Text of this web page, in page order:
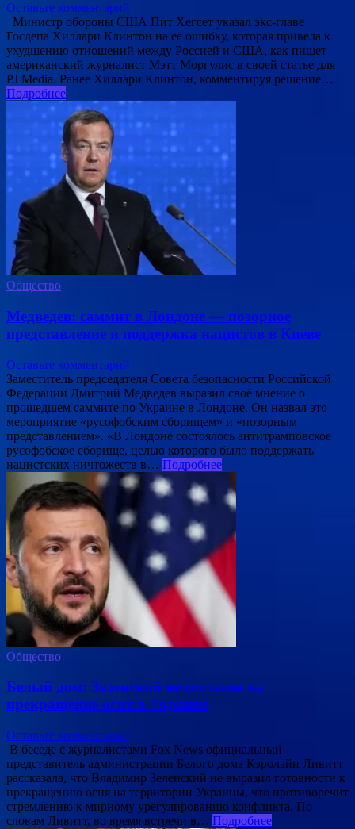
Оставьте комментарий
Министр обороны США Пит Хегсет указал экс-главе
Госдепа Хиллари Клинтон на её ошибку, которая привела к
ухудшению отношений между Россией и США, как пишет
американский журналист Мэтт Моргулис в своей статье для
PJ Media. Ранее Хиллари Клинтон, комментируя решение…
Подробнее
Общество
Медведев: саммит в Лондоне — позорное
представление и поддержка нацистов в Киеве
Оставьте комментарий
Заместитель председателя Совета безопасности Российской
Федерации Дмитрий Медведев выразил своё мнение о
прошедшем саммите по Украине в Лондоне. Он назвал это
мероприятие «русофобским сборищем» и «позорным
представлением». «В Лондоне состоялось антитрамповское
русофобское сборище, целью которого было поддержать
нацистских ничтожеств в… Подробнее
Общество
Белый дом: Зеленский не согласен на
прекращение огня в Украине
Оставьте комментарий
В беседе с журналистами Fox News официальный
представитель администрации Белого дома Кэролайн Ливитт
рассказала, что Владимир Зеленский не выразил готовности к
прекращению огня на территории Украины, что противоречит
стремлению к мирному урегулированию конфликта. По
словам Ливитт, во время встречи в… Подробнее